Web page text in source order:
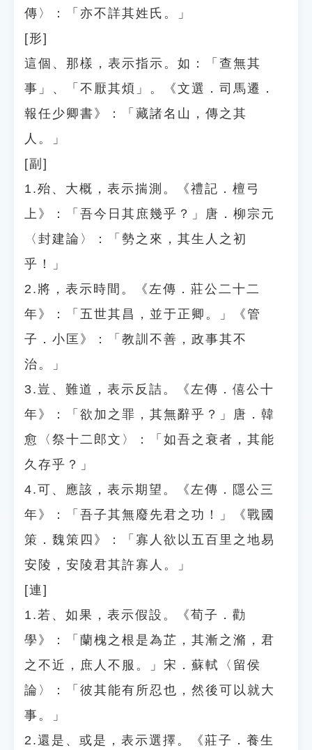
傳〉：「亦不詳其姓氏。」
[形]
這個、那樣，表示指示。如：「查無其
事」、「不厭其煩」。《文選．司馬遷．
報任少卿書》：「藏諸名山，傳之其
人。」
[副]
1.殆、大概，表示揣測。《禮記．檀弓
上》：「吾今日其庶幾乎？」唐．柳宗元
〈封建論〉：「勢之來，其生人之初
乎！」
2.將，表示時間。《左傳．莊公二十二
年》：「五世其昌，並于正卿。」《管
子．小匡》：「教訓不善，政事其不
治。」
3.豈、難道，表示反詰。《左傳．僖公十
年》：「欲加之罪，其無辭乎？」唐．韓
愈〈祭十二郎文〉：「如吾之衰者，其能
久存乎？」
4.可、應該，表示期望。《左傳．隱公三
年》：「吾子其無廢先君之功！」《戰國
策．魏策四》：「寡人欲以五百里之地易
安陵，安陵君其許寡人。」
[連]
1.若、如果，表示假設。《荀子．勸
學》：「蘭槐之根是為芷，其漸之滫，君
之不近，庶人不服。」宋．蘇軾〈留侯
論〉：「彼其能有所忍也，然後可以就大
事。」
2.還是、或是，表示選擇。《莊子．養生